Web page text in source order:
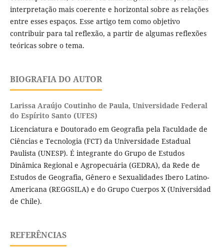
interpretação mais coerente e horizontal sobre as relações
entre esses espaços. Esse artigo tem como objetivo
contribuir para tal reflexão, a partir de algumas reflexões
teóricas sobre o tema.
BIOGRAFIA DO AUTOR
Larissa Araújo Coutinho de Paula, Universidade Federal
do Espírito Santo (UFES)
Licenciatura e Doutorado em Geografia pela Faculdade de
Ciências e Tecnologia (FCT) da Universidade Estadual
Paulista (UNESP). É integrante do Grupo de Estudos
Dinâmica Regional e Agropecuária (GEDRA), da Rede de
Estudos de Geografia, Gênero e Sexualidades Ibero Latino-
Americana (REGGSILA) e do Grupo Cuerpos X (Universidad
de Chile).
REFERÊNCIAS